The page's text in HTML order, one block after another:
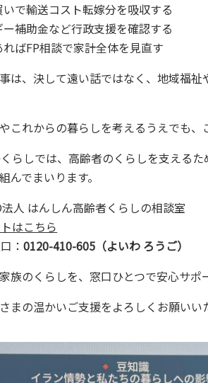
いで輸送コスト転嫁分を吸収する
補助金など行政支援を確認する
ばFP相談で家計全体を見直す
は、決して遠い話ではなく、地域福
これからの暮らしを考えるうえでも、
らしでは、高齢者のくらしを支える
んでまいります。
人 はんしん高齢者くらしの相談室
はこちら
：0120-410-605（よいわ ろうご）
族のくらしを、窓口ひとつで安心サポ
まの温かいご支援をよろしくお願いい